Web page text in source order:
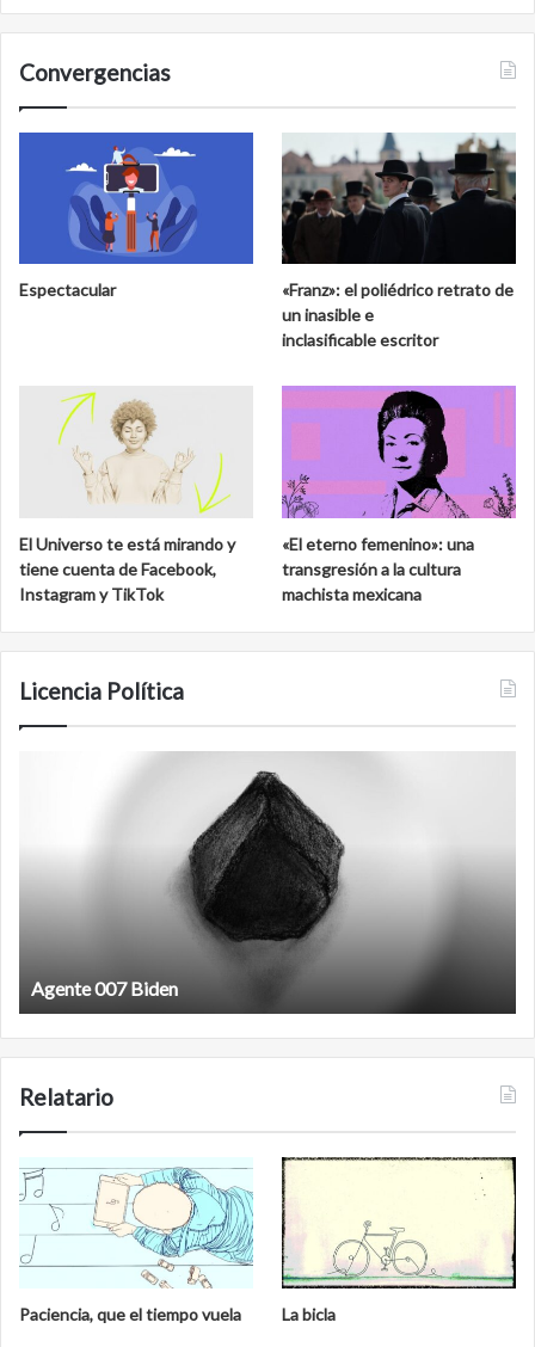
Convergencias
Espectacular
«Franz»: el poliédrico retrato de
un inasible e
inclasificable escritor
El Universo te está mirando y
tiene cuenta de Facebook,
Instagram y TikTok
«El eterno femenino»: una
transgresión a la cultura
machista mexicana
Licencia Política
Agente 007 Biden
Relatario
Paciencia, que el tiempo vuela La bicla